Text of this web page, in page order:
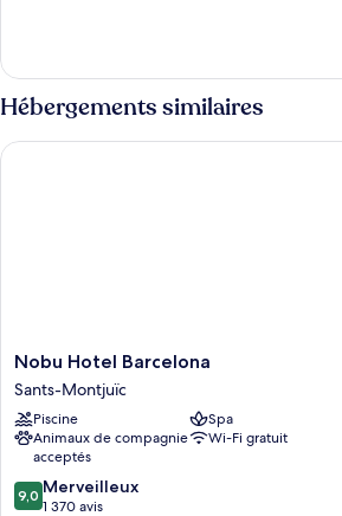
chambre :
Deluxe
Connecting
Room
Deluxe
Connecting
Room
Hébergements similaires
Nobu
Hotel
Barcelona
Sants-
Montjuïc
Nobu Hotel Barcelona
Sants-Montjuïc
Piscine
Spa
Animaux de compagnie
acceptés
Wi-Fi gratuit
9.0
sur
9,0 Merveilleux
1 370 avis
Nobu Hotel Barcelona